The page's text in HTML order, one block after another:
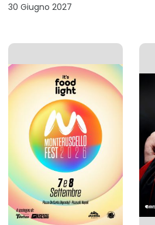
30 Giugno 2027